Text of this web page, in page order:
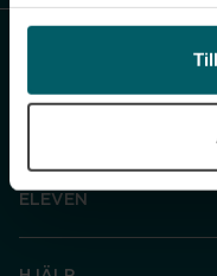
och gå vidare”
under ”Inställningar”
cookies. Du kan
ELEVEN